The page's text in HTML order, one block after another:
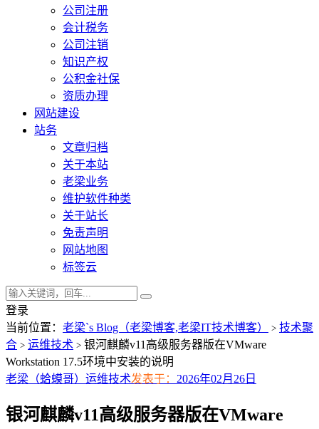
公司注册
会计税务
公司注销
知识产权
公积金社保
资质办理
网站建设
站务
文章归档
关于本站
老梁业务
维护软件种类
关于站长
免责声明
网站地图
标签云
登录
当前位置： 老梁`s Blog（老梁博客,老梁IT技术博客） > 技术聚
合 > 运维技术 > 银河麒麟v11高级服务器版在VMware
Workstation 17.5环境中安装的说明
老梁（蛤蟆哥） 运维技术发表于： 2026年02月26日
银河麒麟v11高级服务器版在VMware